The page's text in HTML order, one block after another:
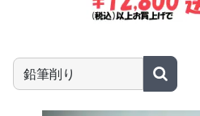
商品名やキーワードを入力